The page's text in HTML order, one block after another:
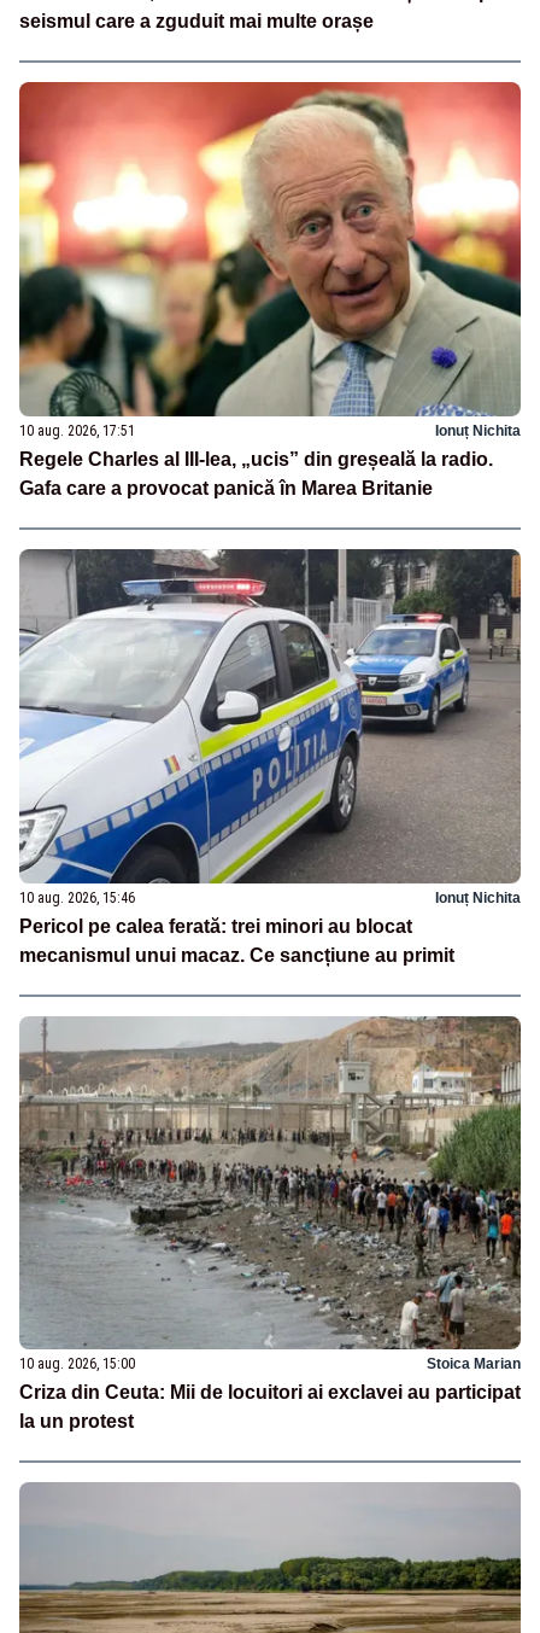
seismul care a zguduit mai multe orașe
10 aug. 2026, 17:51 Ionuț Nichita
Regele Charles al III-lea, „ucis” din greșeală la radio.
Gafa care a provocat panică în Marea Britanie
10 aug. 2026, 15:46 Ionuț Nichita
Pericol pe calea ferată: trei minori au blocat
mecanismul unui macaz. Ce sancțiune au primit
10 aug. 2026, 15:00 Stoica Marian
Criza din Ceuta: Mii de locuitori ai exclavei au participat
la un protest